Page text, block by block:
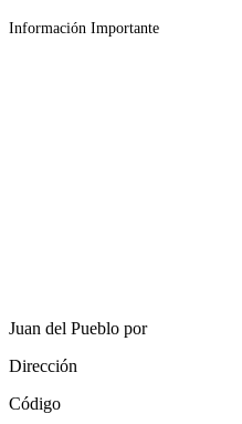
Información Importante
Juan del Pueblo por
Dirección
Código